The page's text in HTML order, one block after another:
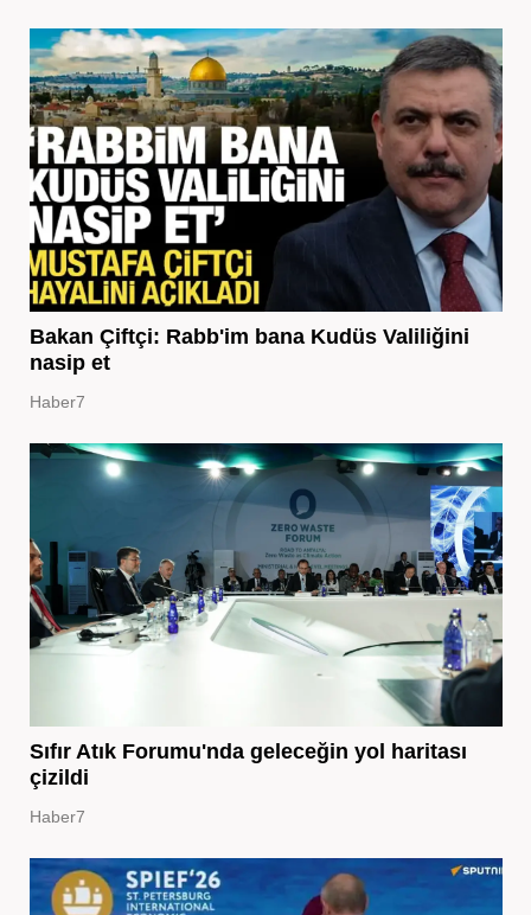
Bakan Çiftçi: Rabb'im bana Kudüs Valiliğini
nasip et
Haber7
Sıfır Atık Forumu'nda geleceğin yol haritası
çizildi
Haber7